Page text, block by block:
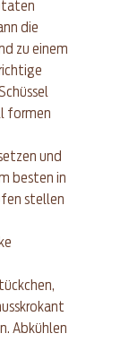
die
zu einem
formen
und
besten in
stellen
Abkühlen